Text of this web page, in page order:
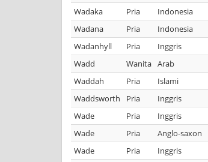
Wadaka
Pria Indonesia
Wadana
Pria Indonesia
Wadanhyll
Pria Inggris
Wadd
Wanita Arab
Waddah
Pria Islami
Waddsworth
Pria Inggris
Wade
Pria Inggris
Wade
Pria Anglo-saxon
Wade
Pria Inggris